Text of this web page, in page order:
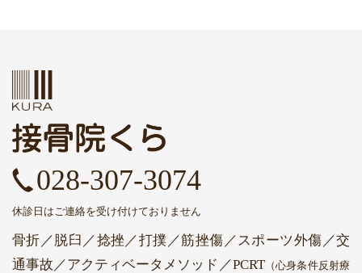
028-307-3074
休診日はご連絡を受け付けておりません
骨折／脱臼／捻挫／打撲／筋挫傷／スポーツ外傷／交
通事故 ／アクティベータメソッド ／PCRT（心身条件反射療